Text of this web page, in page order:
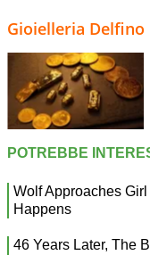
Gioielleria Delfino